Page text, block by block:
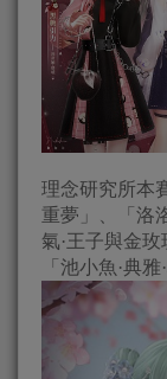
理念研究所本
重夢」、「洛
氣·王子與金
「池小魚·典雅